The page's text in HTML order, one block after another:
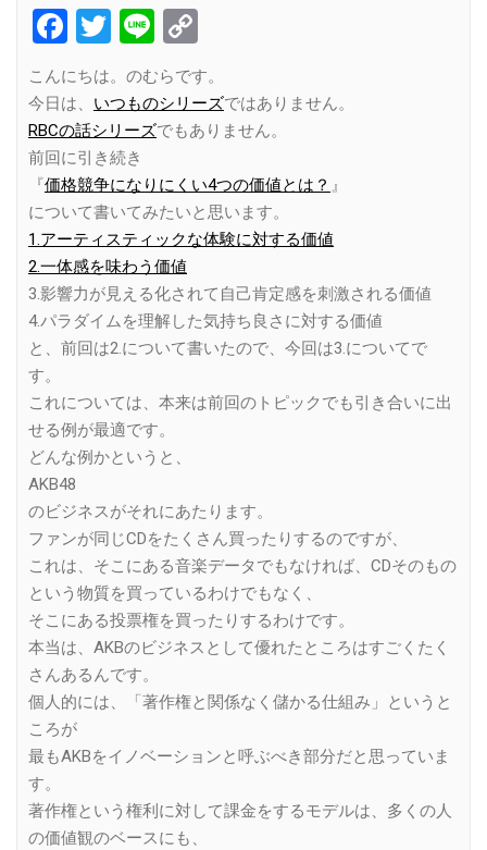
Facebook
Twitter
Line
Link
こんにちは。のむらです。
今日は、 いつものシリーズではありません。
RBCの話シリーズでもありません。
前回に引き続き
『価格競争になりにくい4つの価値とは？ 』
について書いてみたいと思います。
1.アーティスティックな体験に対する価値
2.一体感を味わう価値
3.影響力が見える化されて自己肯定感を刺激される価値
4.パラダイムを理解した気持ち良さに対する価値
と、前回は2.について書いたので、今回は3.についてで
す。
これについては、本来は前回のトピックでも引き合いに出
せる例が最適です。
どんな例かというと、
AKB48
のビジネスがそれにあたります。
ファンが同じCDをたくさん買ったりするのですが、
これは、そこにある音楽データでもなければ、CDそのもの
という物質を買っているわけでもなく、
そこにある投票権を買ったりするわけです。
本当は、AKBのビジネスとして優れたところはすごくたく
さんあるんです。
個人的には、「著作権と関係なく儲かる仕組み」というと
ころが
最もAKBをイノベーションと呼ぶべき部分だと思っていま
す。
著作権という権利に対して課金をするモデルは、多くの人
の価値観のベースにも、